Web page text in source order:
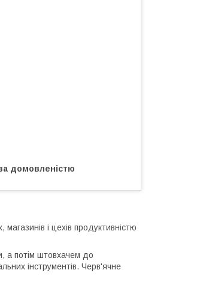
домовленістю
і цехів продуктивністю
а потім штовхачем до
інструментів. Черв'ячне